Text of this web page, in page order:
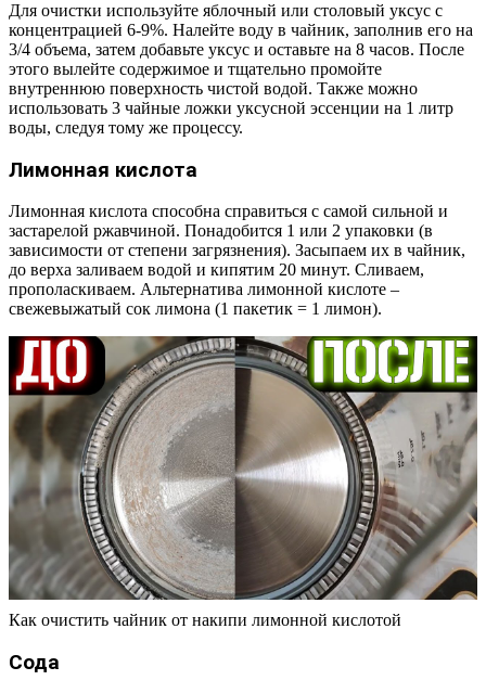
Для очистки используйте яблочный или столовый уксус с
концентрацией 6-9%. Налейте воду в чайник, заполнив его на
3/4 объема, затем добавьте уксус и оставьте на 8 часов. После
этого вылейте содержимое и тщательно промойте
внутреннюю поверхность чистой водой. Также можно
использовать 3 чайные ложки уксусной эссенции на 1 литр
воды, следуя тому же процессу.
Лимонная кислота
Лимонная кислота способна справиться с самой сильной и
застарелой ржавчиной. Понадобится 1 или 2 упаковки (в
зависимости от степени загрязнения). Засыпаем их в чайник,
до верха заливаем водой и кипятим 20 минут. Сливаем,
прополаскиваем. Альтернатива лимонной кислоте –
свежевыжатый сок лимона (1 пакетик = 1 лимон).
Как очистить чайник от накипи лимонной кислотой
Сода